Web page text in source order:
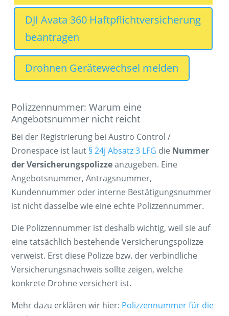
DJI Avata 360 Haftpflichtversicherung
beantragen
Drohnen Gerätewechsel melden
Polizzennummer: Warum eine
Angebotsnummer nicht reicht
Bei der Registrierung bei Austro Control /
Dronespace ist laut § 24j Absatz 3 LFG die Nummer
der Versicherungspolizzeanzugeben. Eine
Angebotsnummer, Antragsnummer,
Kundennummer oder interne Bestätigungsnummer
ist nicht dasselbe wie eine echte Polizzennummer.
Die Polizzennummer ist deshalb wichtig, weil sie auf
eine tatsächlich bestehende Versicherungspolizze
verweist. Erst diese Polizze bzw. der verbindliche
Versicherungsnachweis sollte zeigen, welche
konkrete Drohne versichert ist.
Mehr dazu erklären wir hier: Polizzennummer für die